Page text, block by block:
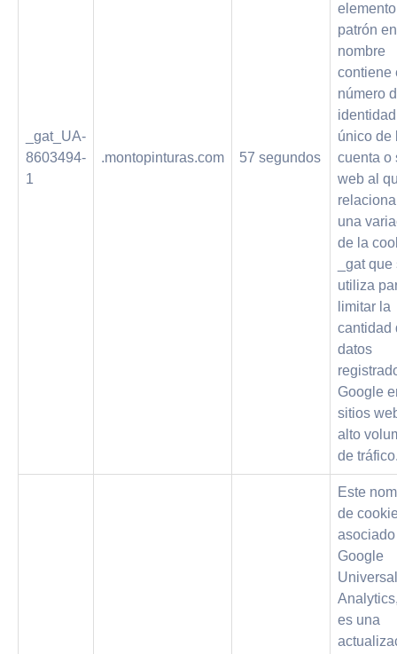
_gat_UA-
8603494-
1
.montopinturas.com 57 segundos
patrón
nombre
contiene
número
identidad
único de
cuenta o
web al
una
de la
_gat que
utiliza
limitar la
cantidad
datos
Google
sitios
alto
de
Este
de
Google
Universal
es una